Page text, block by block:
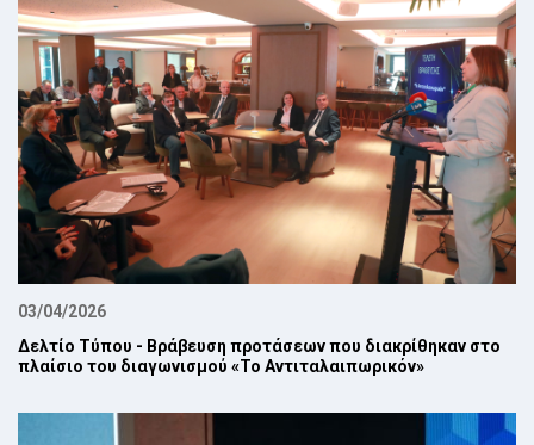
03/04/2026
Δελτίο Τύπου - Βράβευση προτάσεων που διακρίθηκαν στο
πλαίσιο του διαγωνισμού «Το Αντιταλαιπωρικόν»